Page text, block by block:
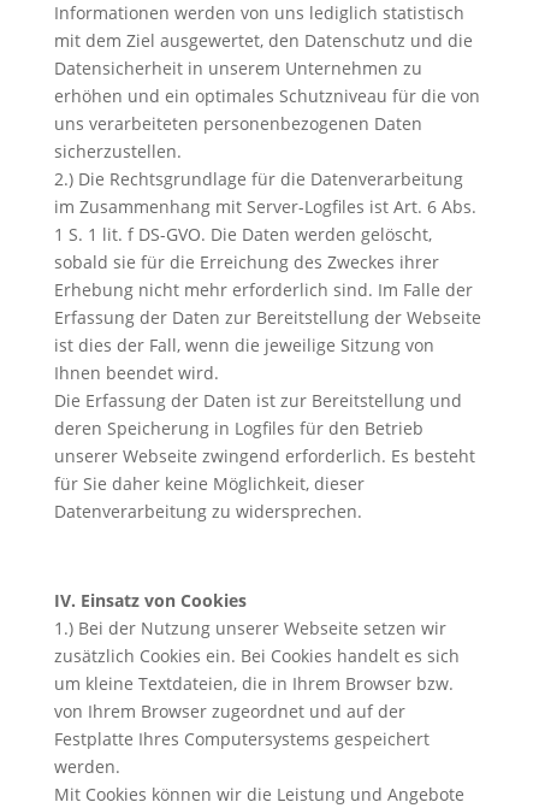
Informationen werden von uns lediglich statistisch
mit dem Ziel ausgewertet, den Datenschutz und die
Datensicherheit in unserem Unternehmen zu
erhöhen und ein optimales Schutzniveau für die von
uns verarbeiteten personenbezogenen Daten
sicherzustellen.
2.) Die Rechtsgrundlage für die Datenverarbeitung
im Zusammenhang mit Server-Logfiles ist Art. 6 Abs.
1 S. 1 lit. f DS-GVO. Die Daten werden gelöscht,
sobald sie für die Erreichung des Zweckes ihrer
Erhebung nicht mehr erforderlich sind. Im Falle der
Erfassung der Daten zur Bereitstellung der Webseite
ist dies der Fall, wenn die jeweilige Sitzung von
Ihnen beendet wird.
Die Erfassung der Daten ist zur Bereitstellung und
deren Speicherung in Logfiles für den Betrieb
unserer Webseite zwingend erforderlich. Es besteht
für Sie daher keine Möglichkeit, dieser
Datenverarbeitung zu widersprechen.
IV. Einsatz von Cookies
1.) Bei der Nutzung unserer Webseite setzen wir
zusätzlich Cookies ein. Bei Cookies handelt es sich
um kleine Textdateien, die in Ihrem Browser bzw.
von Ihrem Browser zugeordnet und auf der
Festplatte Ihres Computersystems gespeichert
werden.
Mit Cookies können wir die Leistung und Angebote